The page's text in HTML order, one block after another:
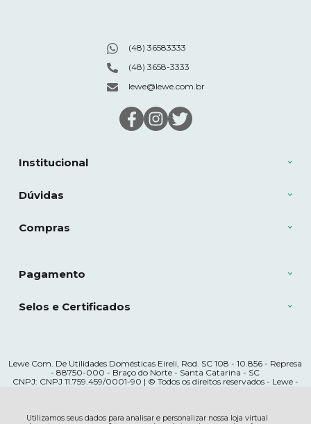
Utilizamos seus dados para analisar e personalizar nossa loja virtual
Institucional
Dúvidas
Compras
(48) 36583333
(48) 3658-3333
lewe@lewe.com.br
Pagamento
Selos e Certificados
Lewe Com. De Utilidades Domésticas Eireli, Rod. SC 108 - 10.856 - Represa
- 88750-000 - Braço do Norte - Santa Catarina - SC
CNPJ: CNPJ 11.759.459/0001-90 | © Todos os direitos reservados - Lewe -